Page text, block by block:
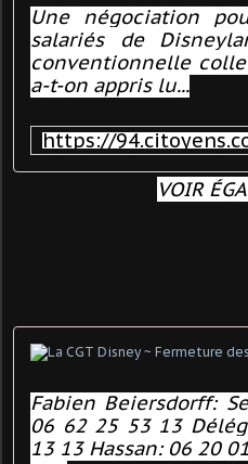
Une négociation
salariés de
conventionnelle
a-t-on appris lu...
VOIR
Fabien Beiersdorff:
06 62 25 53 13
13 13 Hassan: 06 20